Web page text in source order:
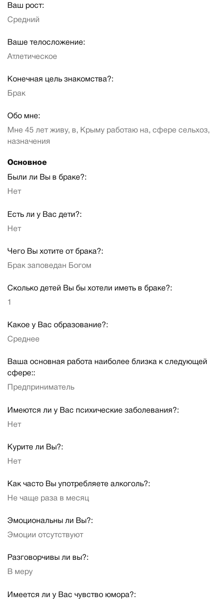
Ваш рост:
Средний
Ваше телосложение:
Атлетическое
Конечная цель знакомства?:
Брак
Обо мне:
Мне 45 лет живу, в, Крыму работаю на, сфере сельхоз,
назначения
Основное
Были ли Вы в браке?:
Нет
Есть ли у Вас дети?:
Нет
Чего Вы хотите от брака?:
Брак заповедан Богом
Сколько детей Вы бы хотели иметь в браке?:
1
Какое у Вас образование?:
Среднее
Ваша основная работа наиболее близка к следующей
сфере::
Предприниматель
Имеются ли у Вас психические заболевания?:
Нет
Курите ли Вы?:
Нет
Как часто Вы употребляете алкоголь?:
Не чаще раза в месяц
Эмоциональны ли Вы?:
Эмоции отсутствуют
Разговорчивы ли вы?:
В меру
Имеется ли у Вас чувство юмора?: